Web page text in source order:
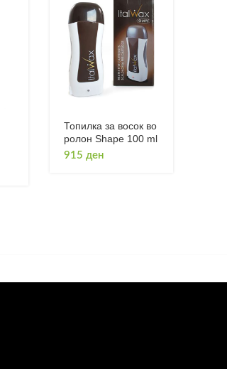
Топилка за восок во
ролон Shape 100 ml
915ден